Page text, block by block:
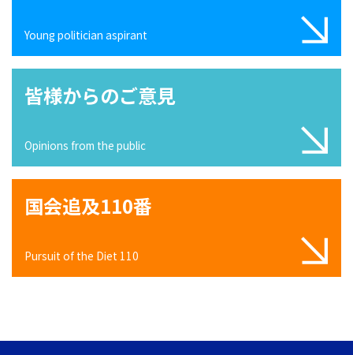
Young politician aspirant
皆様からのご意見
Opinions from the public
国会追及110番
Pursuit of the Diet 110